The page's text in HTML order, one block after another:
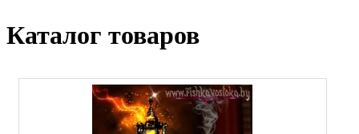
Каталог товаров